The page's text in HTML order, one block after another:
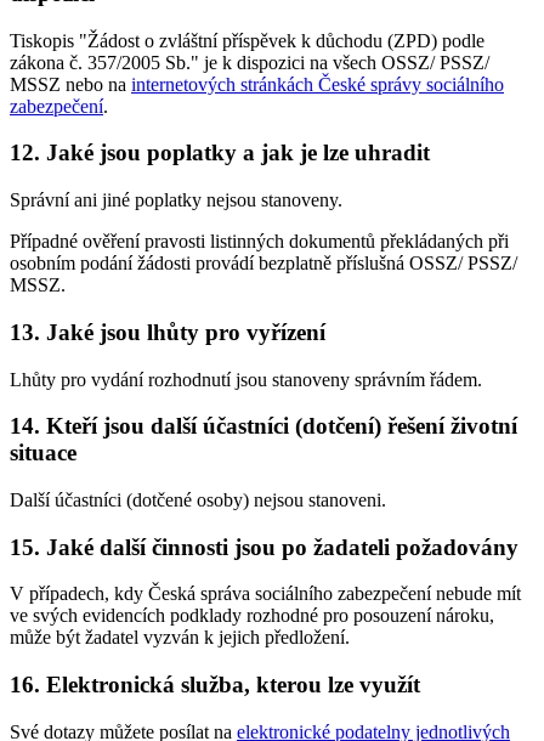
Tiskopis "Žádost o zvláštní příspěvek k důchodu (ZPD) podle
zákona č. 357/2005 Sb." je k dispozici na všech OSSZ/ PSSZ/
MSSZ nebo na internetových stránkách České správy sociálního
zabezpečení.
12. Jaké jsou poplatky a jak je lze uhradit
Správní ani jiné poplatky nejsou stanoveny.
Případné ověření pravosti listinných dokumentů překládaných při
osobním podání žádosti provádí bezplatně příslušná OSSZ/ PSSZ/
MSSZ.
13. Jaké jsou lhůty pro vyřízení
Lhůty pro vydání rozhodnutí jsou stanoveny správním řádem.
14. Kteří jsou další účastníci (dotčení) řešení životní
situace
Další účastníci (dotčené osoby) nejsou stanoveni.
15. Jaké další činnosti jsou po žadateli požadovány
V případech, kdy Česká správa sociálního zabezpečení nebude mít
ve svých evidencích podklady rozhodné pro posouzení nároku,
může být žadatel vyzván k jejich předložení.
16. Elektronická služba, kterou lze využít
Své dotazy můžete posílat na elektronické podatelny jednotlivých